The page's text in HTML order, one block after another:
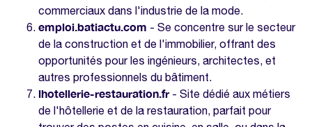
commerciaux dans l'industrie de la mode.
emploi.batiactu.com - Se concentre sur le secteur
de la construction et de l'immobilier, offrant des
opportunités pour les ingénieurs, architectes, et
autres professionnels du bâtiment.
lhotellerie-restauration.fr- Site dédié aux métiers
de l'hôtellerie et de la restauration, parfait pour